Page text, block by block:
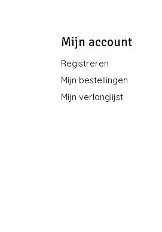
Mijn account
Registreren
Mijn bestellingen
Mijn verlanglijst